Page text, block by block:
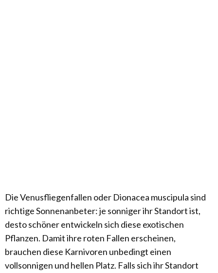
Die Venusfliegenfallen oder Dionacea muscipula sind
richtige Sonnenanbeter: je sonniger ihr Standort ist,
desto schöner entwickeln sich diese exotischen
Pflanzen. Damit ihre roten Fallen erscheinen,
brauchen diese Karnivoren unbedingt einen
vollsonnigen und hellen Platz. Falls sich ihr Standort